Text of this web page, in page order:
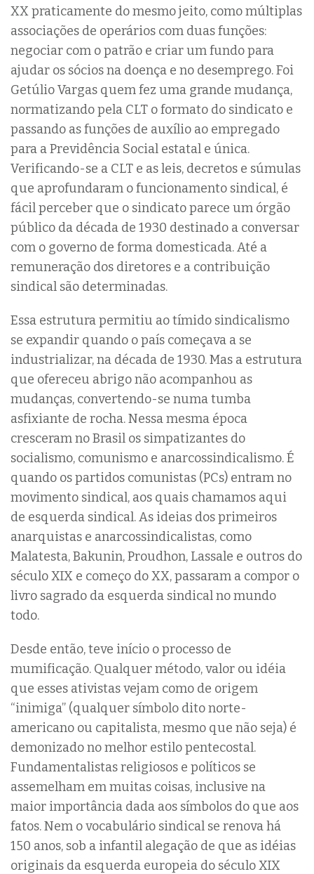
XX praticamente do mesmo jeito, como múltiplas
associações de operários com duas funções:
negociar com o patrão e criar um fundo para
ajudar os sócios na doença e no desemprego. Foi
Getúlio Vargas quem fez uma grande mudança,
normatizando pela CLT o formato do sindicato e
passando as funções de auxílio ao empregado
para a Previdência Social estatal e única.
Verificando-se a CLT e as leis, decretos e súmulas
que aprofundaram o funcionamento sindical, é
fácil perceber que o sindicato parece um órgão
público da década de 1930 destinado a conversar
com o governo de forma domesticada. Até a
remuneração dos diretores e a contribuição
sindical são determinadas.
Essa estrutura permitiu ao tímido sindicalismo
se expandir quando o país começava a se
industrializar, na década de 1930. Mas a estrutura
que ofereceu abrigo não acompanhou as
mudanças, convertendo-se numa tumba
asfixiante de rocha. Nessa mesma época
cresceram no Brasil os simpatizantes do
socialismo, comunismo e anarcossindicalismo. É
quando os partidos comunistas (PCs) entram no
movimento sindical, aos quais chamamos aqui
de esquerda sindical. As ideias dos primeiros
anarquistas e anarcossindicalistas, como
Malatesta, Bakunin, Proudhon, Lassale e outros do
século XIX e começo do XX, passaram a compor o
livro sagrado da esquerda sindical no mundo
todo.
Desde então, teve início o processo de
mumificação. Qualquer método, valor ou idéia
que esses ativistas vejam como de origem
“inimiga” (qualquer símbolo dito norte-
americano ou capitalista, mesmo que não seja) é
demonizado no melhor estilo pentecostal.
Fundamentalistas religiosos e políticos se
assemelham em muitas coisas, inclusive na
maior importância dada aos símbolos do que aos
fatos. Nem o vocabulário sindical se renova há
150 anos, sob a infantil alegação de que as idéias
originais da esquerda europeia do século XIX